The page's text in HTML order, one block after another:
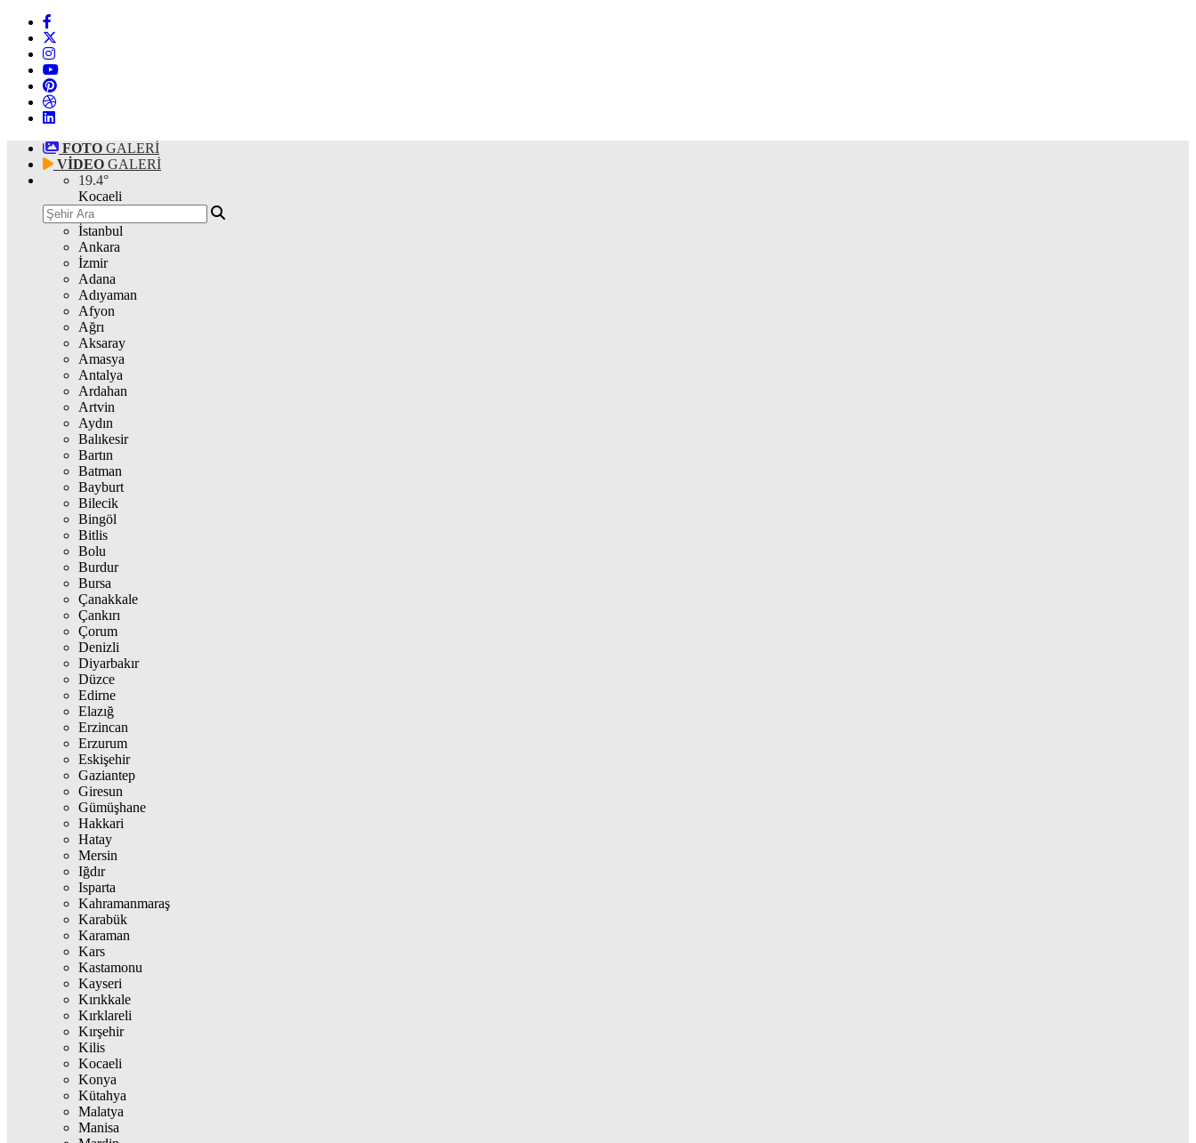
FOTO GALERİ
VİDEO GALERİ
19.4°
Kocaeli
İstanbul
Ankara
İzmir
Adana
Adıyaman
Afyon
Ağrı
Aksaray
Amasya
Antalya
Ardahan
Artvin
Aydın
Balıkesir
Bartın
Batman
Bayburt
Bilecik
Bingöl
Bitlis
Bolu
Burdur
Bursa
Çanakkale
Çankırı
Çorum
Denizli
Diyarbakır
Düzce
Edirne
Elazığ
Erzincan
Erzurum
Eskişehir
Gaziantep
Giresun
Gümüşhane
Hakkari
Hatay
Mersin
Iğdır
Isparta
Kahramanmaraş
Karabük
Karaman
Kars
Kastamonu
Kayseri
Kırıkkale
Kırklareli
Kırşehir
Kilis
Kocaeli
Konya
Kütahya
Malatya
Manisa